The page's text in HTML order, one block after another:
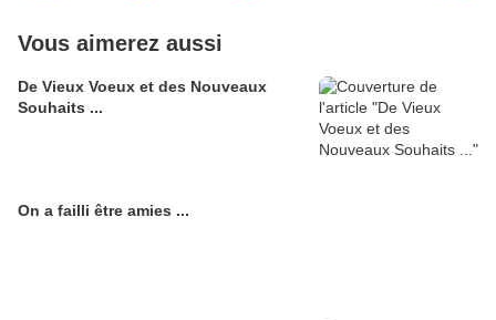
Vous aimerez aussi
De Vieux Voeux et des Nouveaux
Souhaits ...
On a failli être amies ...